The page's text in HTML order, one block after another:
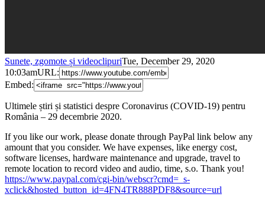
Sunete, zgomote și videoclipuriTue, December 29, 2020
10:03amURL:
Embed:
Ultimele știri și statistici despre Coronavirus (COVID-19) pentru
România – 29 decembrie 2020.
If you like our work, please donate through PayPal link below any
amount that you consider. We have expenses, like energy cost,
software licenses, hardware maintenance and upgrade, travel to
remote location to record video and audio, time, s.o. Thank you!
https://www.paypal.com/cgi-bin/webscr?cmd=_s-
xclick&hosted_button_id=4FN4TR888PDF8&source=url